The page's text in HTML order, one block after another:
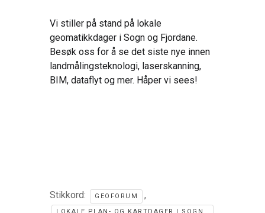
Vi stiller på stand på lokale
geomatikkdager i Sogn og Fjordane.
Besøk oss for å se det siste nye innen
landmålingsteknologi, laserskanning,
BIM, dataflyt og mer. Håper vi sees!
Stikkord: GEOFORUM ,